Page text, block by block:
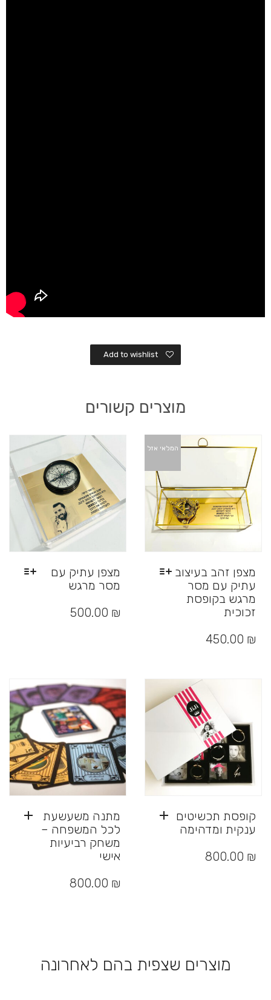
Add to wishlist
מוצרים קשורים
מצפן עתיק עם
מסר מרגש
זה
את
האפשרויות
בעמוד
המוצר
500.00 ₪
המלאי אזל
מצפן זהב בעיצוב
עתיק עם מסר
מרגש בקופסת
זכוכית
זה
האפשרויות
בעמוד
המוצר
450.00 ₪
מתנה משעשעת
לכל המשפחה –
משחק רביעיות
אישי
800.00 ₪
קופסת תכשיטים
ענקית ומדהימה
800.00 ₪
מוצרים שצפית בהם לאחרונה